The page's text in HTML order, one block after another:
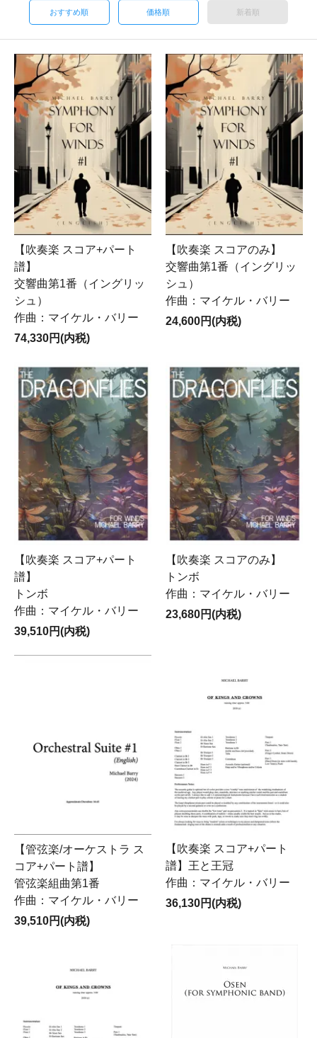
おすすめ順 価格順 新着順
【吹奏楽 スコア+パート
譜】
交響曲第1番（イングリッ
シュ）
作曲：マイケル・バリー
74,330円(内税)
【吹奏楽 スコアのみ】
交響曲第1番（イングリッ
シュ）
作曲：マイケル・バリー
24,600円(内税)
【吹奏楽 スコア+パート
譜】
トンボ
作曲：マイケル・バリー
39,510円(内税)
【吹奏楽 スコアのみ】
トンボ
作曲：マイケル・バリー
23,680円(内税)
【管弦楽/オーケストラ ス
コア+パート譜】
管弦楽組曲第1番
作曲：マイケル・バリー
39,510円(内税)
【吹奏楽 スコア+パート
譜】王と王冠
作曲：マイケル・バリー
36,130円(内税)